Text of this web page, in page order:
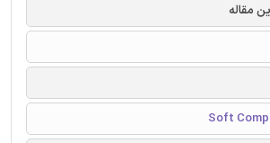
مقاله